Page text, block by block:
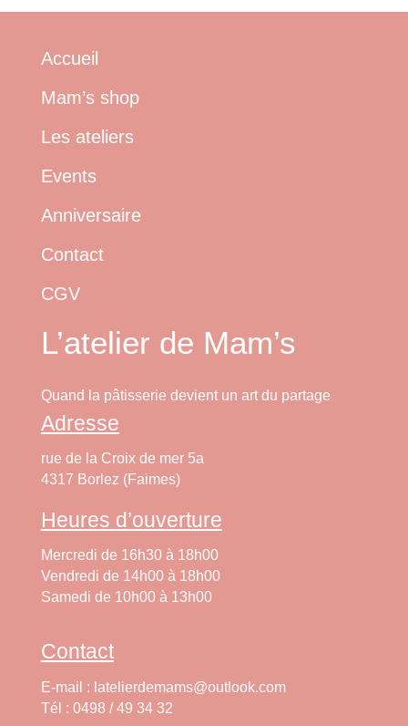
Accueil
Mam’s shop
Les ateliers
Events
Anniversaire
Contact
CGV
L’atelier de Mam’s
Quand la pâtisserie devient un art du partage
Adresse
rue de la Croix de mer 5a
4317 Borlez (Faimes)
Heures d’ouverture
Mercredi de 16h30 à 18h00
Vendredi de 14h00 à 18h00
Samedi de 10h00 à 13h00
Contact
E-mail : latelierdemams@outlook.com
Tél : 0498 / 49 34 32